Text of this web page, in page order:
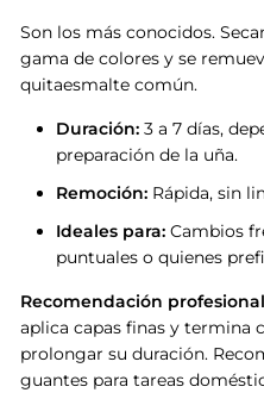
Son los más conocidos.
gama de colores y se
quitaesmalte común.
Duración: 3 a 7 días,
preparación de la uña.
Remoción: Rápida, sin
Ideales para: Cambios
puntuales o quienes
Recomendación
aplica capas finas y termina
prolongar su duración.
guantes para tareas